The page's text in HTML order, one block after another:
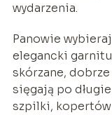
wydarzenia.
Panowie
elegancki
skórzane,
sięgają po
szpilki,